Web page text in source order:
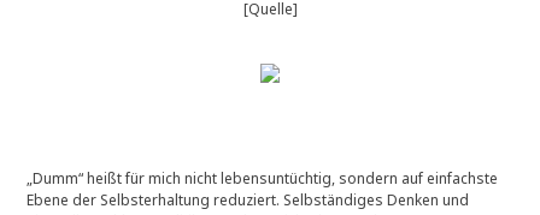
[Quelle]
„Dumm“ heißt für mich nicht lebensuntüchtig, sondern auf einfachste
Ebene der Selbsterhaltung reduziert. Selbständiges Denken und